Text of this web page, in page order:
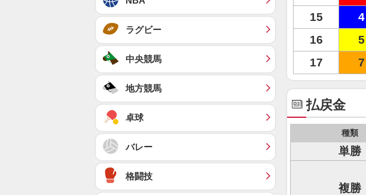
15
4
16
5
17
7
払戻金
種類
単勝
複勝
ラグビー
中央競馬
地方競馬
卓球
バレー
格闘技